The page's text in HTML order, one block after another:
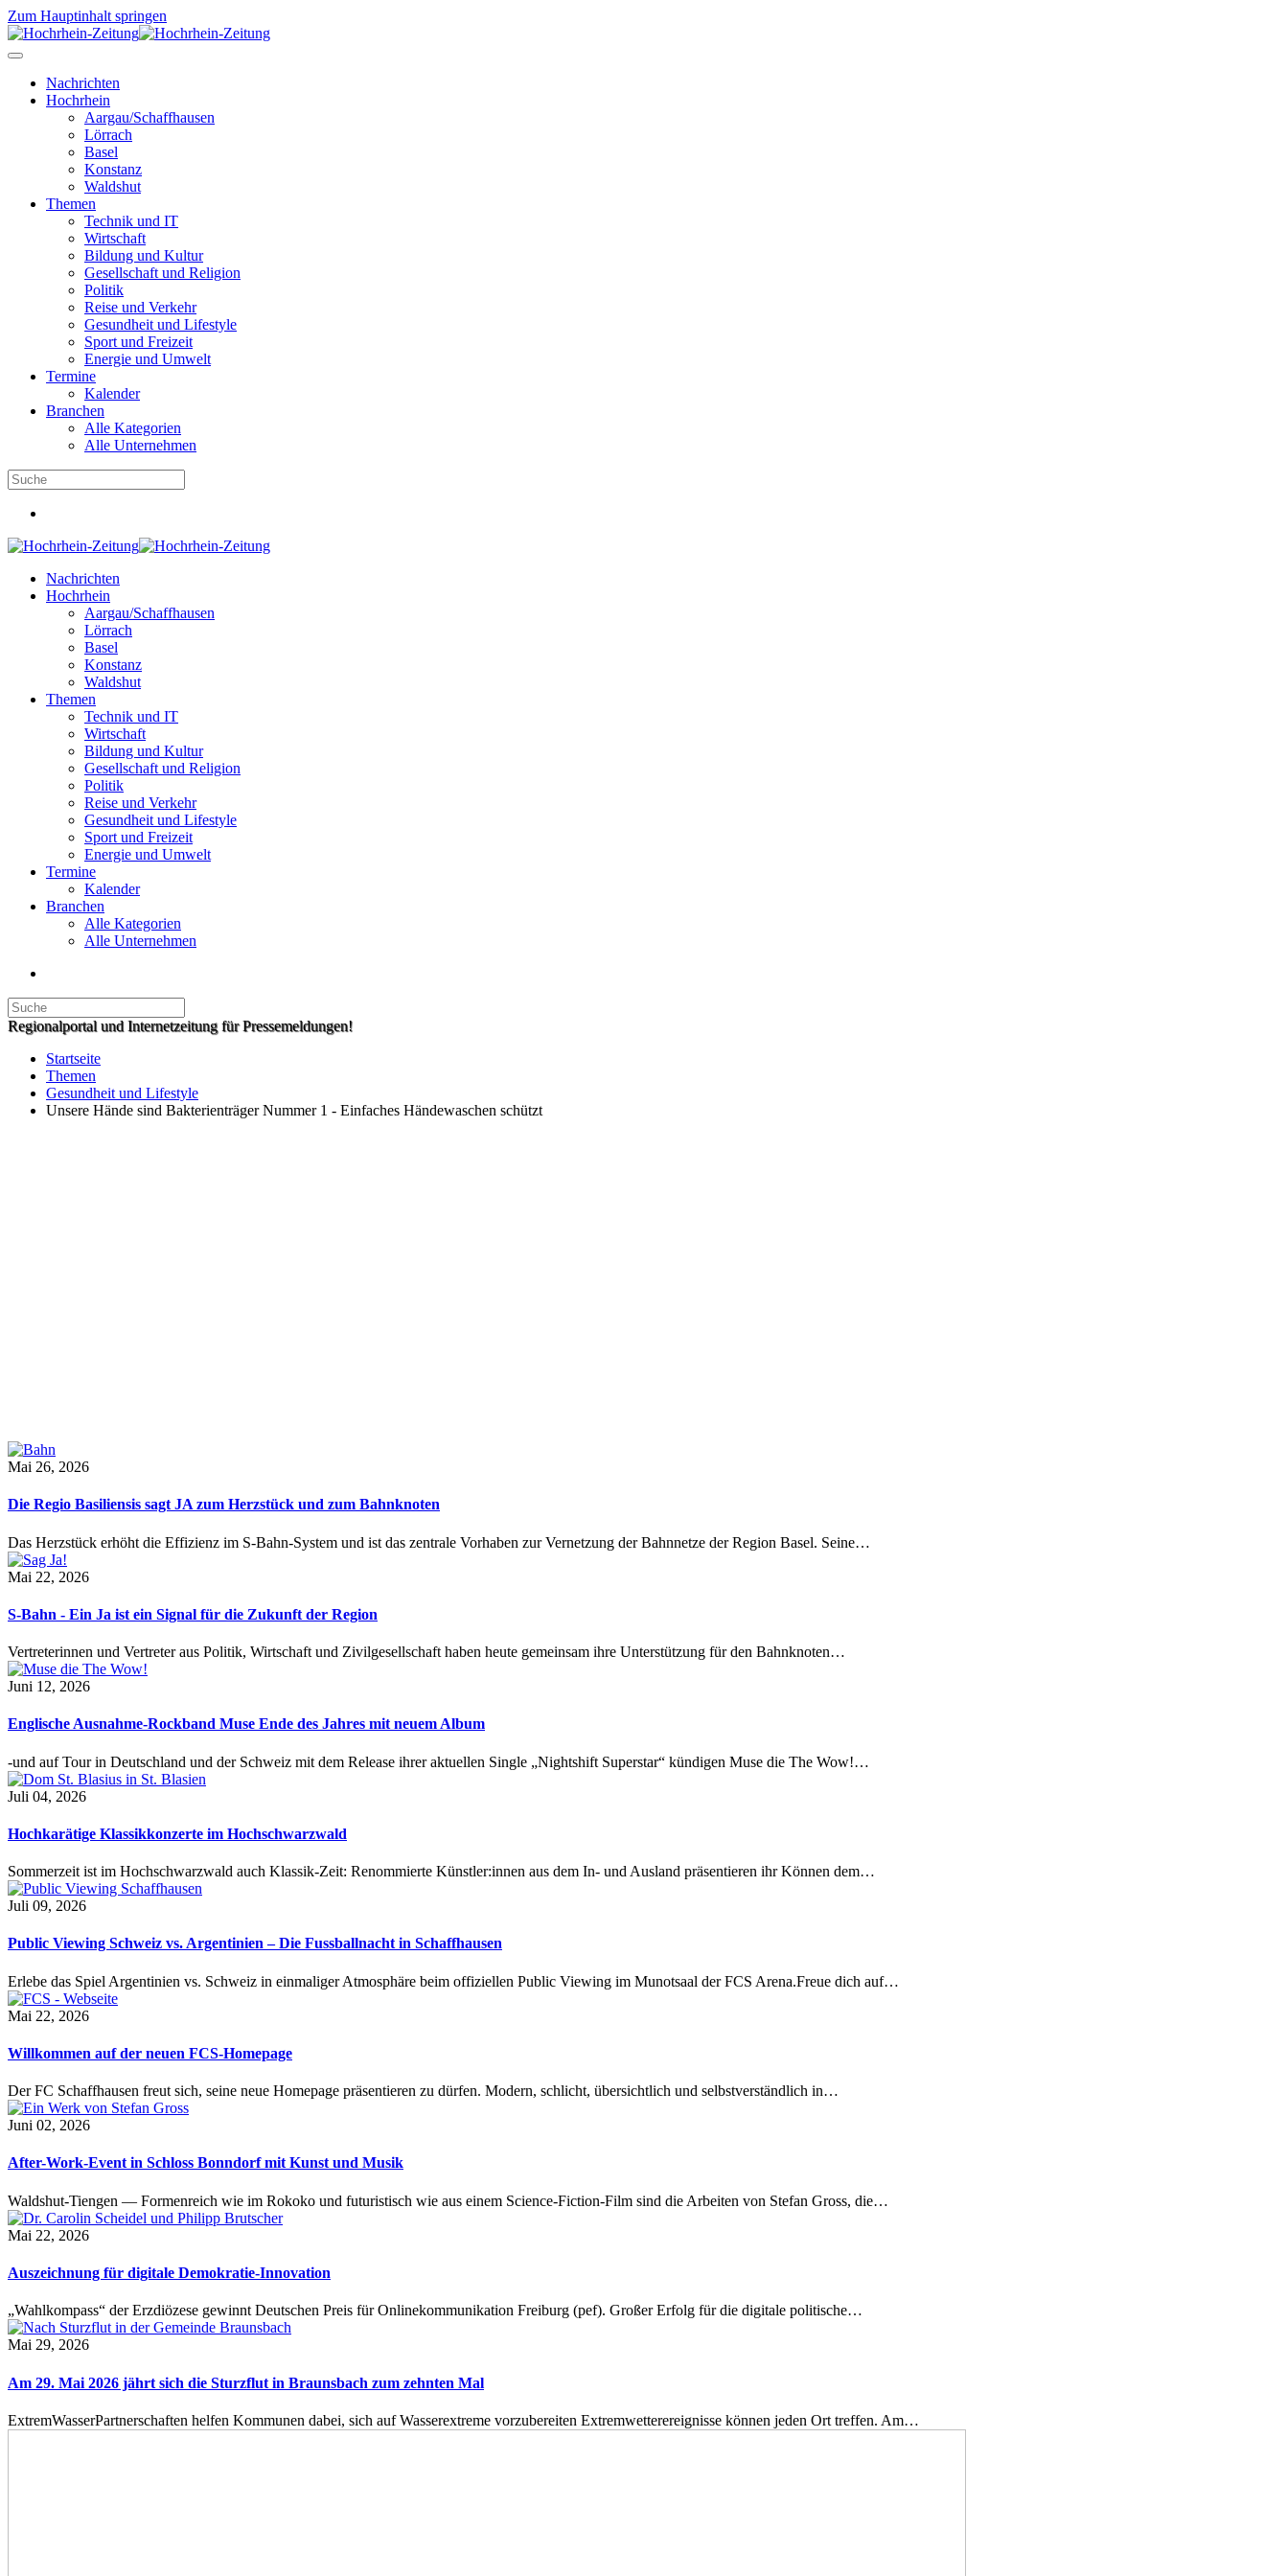
Zum Hauptinhalt springen
Nachrichten
Hochrhein
Aargau/Schaffhausen
Lörrach
Basel
Konstanz
Waldshut
Themen
Technik und IT
Wirtschaft
Bildung und Kultur
Gesellschaft und Religion
Politik
Reise und Verkehr
Gesundheit und Lifestyle
Sport und Freizeit
Energie und Umwelt
Termine
Kalender
Branchen
Alle Kategorien
Alle Unternehmen
Nachrichten
Hochrhein
Aargau/Schaffhausen
Lörrach
Basel
Konstanz
Waldshut
Themen
Technik und IT
Wirtschaft
Bildung und Kultur
Gesellschaft und Religion
Politik
Reise und Verkehr
Gesundheit und Lifestyle
Sport und Freizeit
Energie und Umwelt
Termine
Kalender
Branchen
Alle Kategorien
Alle Unternehmen
Regionalportal und Internetzeitung für Pressemeldungen!
Startseite
Themen
Gesundheit und Lifestyle
Unsere Hände sind Bakterienträger Nummer 1 - Einfaches Händewaschen schützt
Mai 26, 2026
Die Regio Basiliensis sagt JA zum Herzstück und zum Bahnknoten
Das Herzstück erhöht die Effizienz im S-Bahn-System und ist das zentrale Vorhaben zur Vernetzung der Bahnnetze der Region Basel. Seine…
Mai 22, 2026
S-Bahn - Ein Ja ist ein Signal für die Zukunft der Region
Vertreterinnen und Vertreter aus Politik, Wirtschaft und Zivilgesellschaft haben heute gemeinsam ihre Unterstützung für den Bahnknoten…
Juni 12, 2026
Englische Ausnahme-Rockband Muse Ende des Jahres mit neuem Album
-und auf Tour in Deutschland und der Schweiz mit dem Release ihrer aktuellen Single „Nightshift Superstar“ kündigen Muse die The Wow!…
Juli 04, 2026
Hochkarätige Klassikkonzerte im Hochschwarzwald
Sommerzeit ist im Hochschwarzwald auch Klassik-Zeit: Renommierte Künstler:innen aus dem In- und Ausland präsentieren ihr Können dem…
Juli 09, 2026
Public Viewing Schweiz vs. Argentinien – Die Fussballnacht in Schaffhausen
Erlebe das Spiel Argentinien vs. Schweiz in einmaliger Atmosphäre beim offiziellen Public Viewing im Munotsaal der FCS Arena.Freue dich auf…
Mai 22, 2026
Willkommen auf der neuen FCS-Homepage
Der FC Schaffhausen freut sich, seine neue Homepage präsentieren zu dürfen. Modern, schlicht, übersichtlich und selbstverständlich in…
Juni 02, 2026
After-Work-Event in Schloss Bonndorf mit Kunst und Musik
Waldshut-Tiengen — Formenreich wie im Rokoko und futuristisch wie aus einem Science-Fiction-Film sind die Arbeiten von Stefan Gross, die…
Mai 22, 2026
Auszeichnung für digitale Demokratie-Innovation
„Wahlkompass“ der Erzdiözese gewinnt Deutschen Preis für Onlinekommunikation Freiburg (pef). Großer Erfolg für die digitale politische…
Mai 29, 2026
Am 29. Mai 2026 jährt sich die Sturzflut in Braunsbach zum zehnten Mal
ExtremWasserPartnerschaften helfen Kommunen dabei, sich auf Wasserextreme vorzubereiten Extremwetterereignisse können jeden Ort treffen. Am…